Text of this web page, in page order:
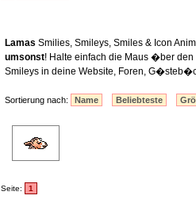
Lamas Smilies, Smileys, Smiles & Icon
umsonst! Halte einfach die Maus �ber
Smileys in deine Website, Foren,
Sortierung nach: Name Beliebteste
Seite: 1